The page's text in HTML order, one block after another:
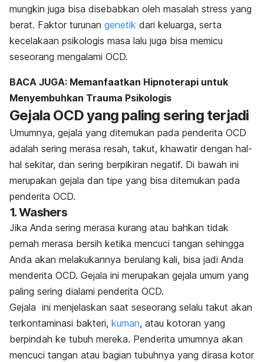
mungkin juga bisa disebabkan oleh masalah stress yang
berat. Faktor turunan genetik dari keluarga, serta
kecelakaan psikologis masa lalu juga bisa memicu
seseorang mengalami OCD.
BACA JUGA: Memanfaatkan Hipnoterapi untuk
Menyembuhkan Trauma Psikologis
Gejala OCD yang paling sering terjadi
Umumnya, gejala yang ditemukan pada penderita OCD
adalah sering merasa resah, takut, khawatir dengan hal-
hal sekitar, dan sering berpikiran negatif. Di bawah ini
merupakan gejala dan tipe yang bisa ditemukan pada
penderita OCD.
1. Washers
Jika Anda sering merasa kurang atau bahkan tidak
pernah merasa bersih ketika mencuci tangan sehingga
Anda akan melakukannya berulang kali, bisa jadi Anda
menderita OCD. Gejala ini merupakan gejala umum yang
paling sering dialami penderita OCD.
Gejala ini menjelaskan saat seseorang selalu takut akan
terkontaminasi bakteri, kuman, atau kotoran yang
berpindah ke tubuh mereka. Penderita umumnya akan
mencuci tangan atau bagian tubuhnya yang dirasa kotor